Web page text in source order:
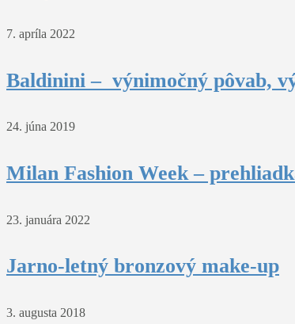
7. apríla 2022
Baldinini – výnimočný pôvab,
24. júna 2019
Milan Fashion Week –
23. januára 2022
Jarno-letný bronzový make-up
3. augusta 2018